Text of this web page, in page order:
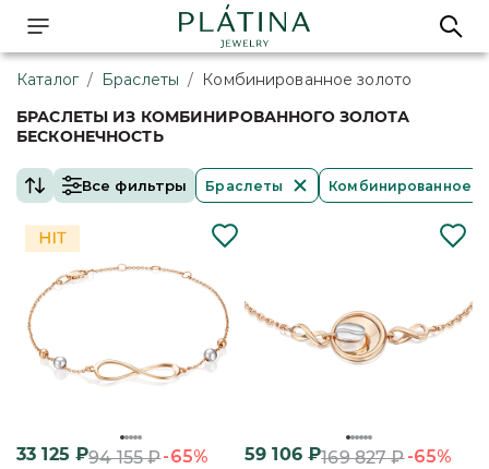
Каталог / Браслеты / Комбинированное золото
БРАСЛЕТЫ ИЗ КОМБИНИРОВАННОГО ЗОЛОТА
БЕСКОНЕЧНОСТЬ
Все фильтры Браслеты Комбинированное
33 125 ₽94 155₽-65% 59 106₽169 827₽-65%